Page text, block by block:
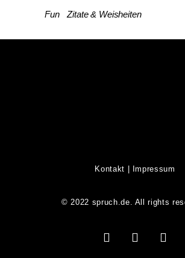
Fun Zitate & Weisheiten
Kontakt Impressum
© 2022 spruch.de. All rights